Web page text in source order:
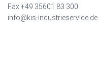
Fax +49 35601 83 300
info@kis-industrieservice.de